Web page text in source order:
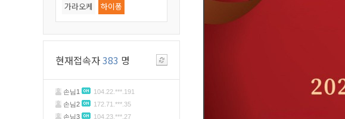
가라오케
하이퐁
황제골프
마사지
현재접속자383 명